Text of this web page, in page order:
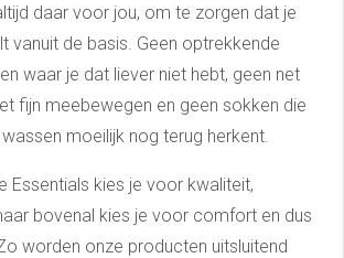
daar voor jou, om te zorgen dat je
vanuit de basis. Geen optrekkende
waar je dat liever niet hebt, geen net
fijn meebewegen en geen sokken die
moeilijk nog terug herkent.
Essentials kies je voor kwaliteit,
bovenal kies je voor comfort en dus
worden onze producten uitsluitend